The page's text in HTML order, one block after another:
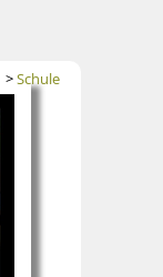
>Schule